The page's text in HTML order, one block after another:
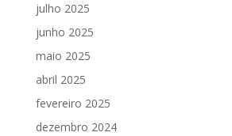
julho 2025
junho 2025
maio 2025
abril 2025
fevereiro 2025
dezembro 2024